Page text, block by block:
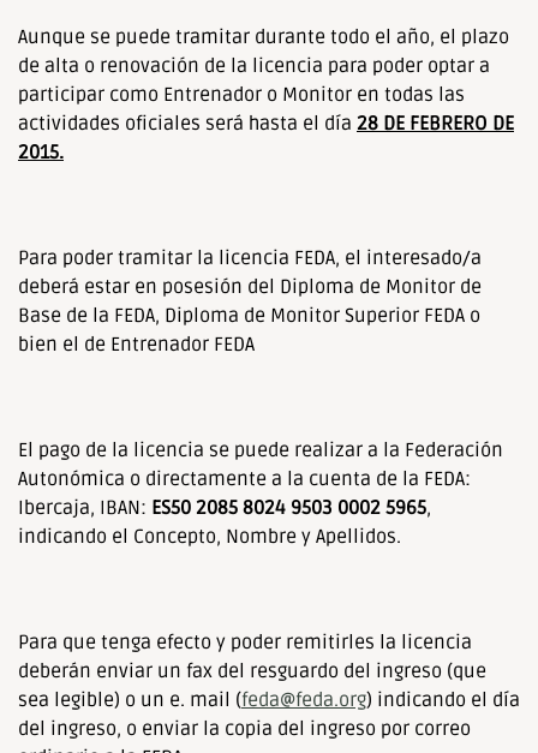
Aunque se puede tramitar durante todo el año, el plazo
de alta o renovación de la licencia para poder optar a
participar como Entrenador o Monitor en todas las
actividades oficiales será hasta el día 28 DE FEBRERO DE
2015.
Para poder tramitar la licencia FEDA, el interesado/a
deberá estar en posesión del Diploma de Monitor de
Base de la FEDA, Diploma de Monitor Superior FEDA o
bien el de Entrenador FEDA
El pago de la licencia se puede realizar a la Federación
Autonómica o directamente a la cuenta de la FEDA:
Ibercaja, IBAN: ES50 2085 8024 9503 0002 5965,
indicando el Concepto, Nombre y Apellidos.
Para que tenga efecto y poder remitirles la licencia
deberán enviar un fax del resguardo del ingreso (que
sea legible) o un e. mail (feda@feda.org) indicando el día
del ingreso, o enviar la copia del ingreso por correo